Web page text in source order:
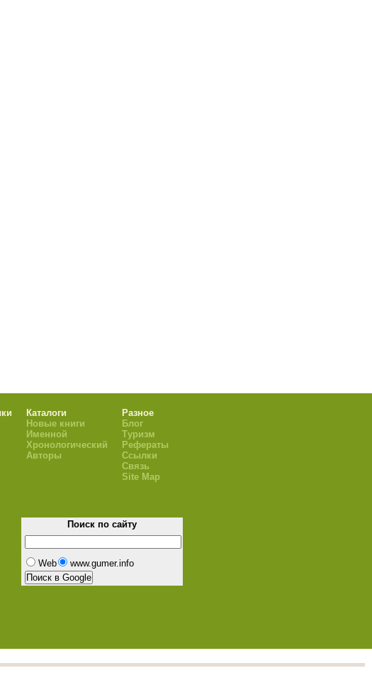
Каталоги
Новые книги
Именной
Хронологический
Авторы
Разное
Блог
Туризм
Рефераты
Ссылки
Связь
Site Map
Поиск по сайту
Web www.gumer.info